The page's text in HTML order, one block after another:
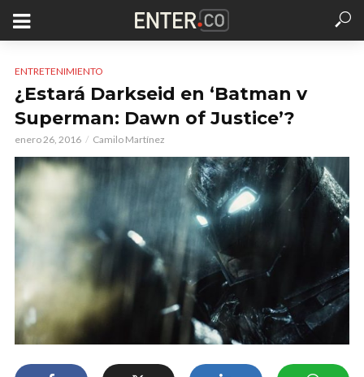
ENTRETENIMIENTO
¿Estará Darkseid en ‘Batman v
Superman: Dawn of Justice’?
enero 26, 2016 Camilo Martínez